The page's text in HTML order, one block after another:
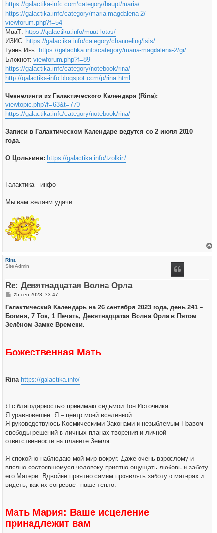
https://galactika-info.com/category/haupt/maria/
https://galactika.info/category/maria-magdalena-2/
viewforum.php?f=54
МааТ: https://galactika.info/maat-lotos/
ИЗИС: https://galactika.info/category/channeling/isis/
Гуань Инь: https://galactika.info/category/maria-magdalena-2/gi/
Блокнот: viewforum.php?f=89
https://galactika.info/category/notebook/rina/
http://galactika-info.blogspot.com/p/rina.html
Ченнелинги из Галактического Календаря (Rina):
viewtopic.php?f=63&t=770
https://galactika.info/category/notebook/rina/
Записи в Галактическом Календаре ведутся со 2 июля 2010
года.
О Цолькине: https://galactika.info/tzolkin/
Галактика - инфо
Мы вам желаем удачи
Rina
Site Admin
Re: Девятнадцатая Волна Орла
С
о
щ
е
25 сен 2023, 23:47
Галактический Календарь на 26 сентября 2023 года, день 241 –
Богиня, 7 Тон, 1 Печать, Девятнадцатая Волна Орла в Пятом
Зелёном Замке Времени.
Божественная Мать
Rina https://galactika.info/
Я с благодарностью принимаю седьмой Тон Источника.
Я уравновешен. Я – центр моей вселенной.
Я руководствуюсь Космическими Законами и незыблемым Правом
свободы решений в личных планах творения и личной
ответственности на планете Земля.
Я спокойно наблюдаю мой мир вокруг. Даже очень взрослому и
вполне состоявшемуся человеку приятно ощущать любовь и заботу
его Матери. Вдвойне приятно самим проявлять заботу о матерях и
видеть, как их согревает наше тепло.
Мать Мария: Ваше исцеление
принадлежит вам